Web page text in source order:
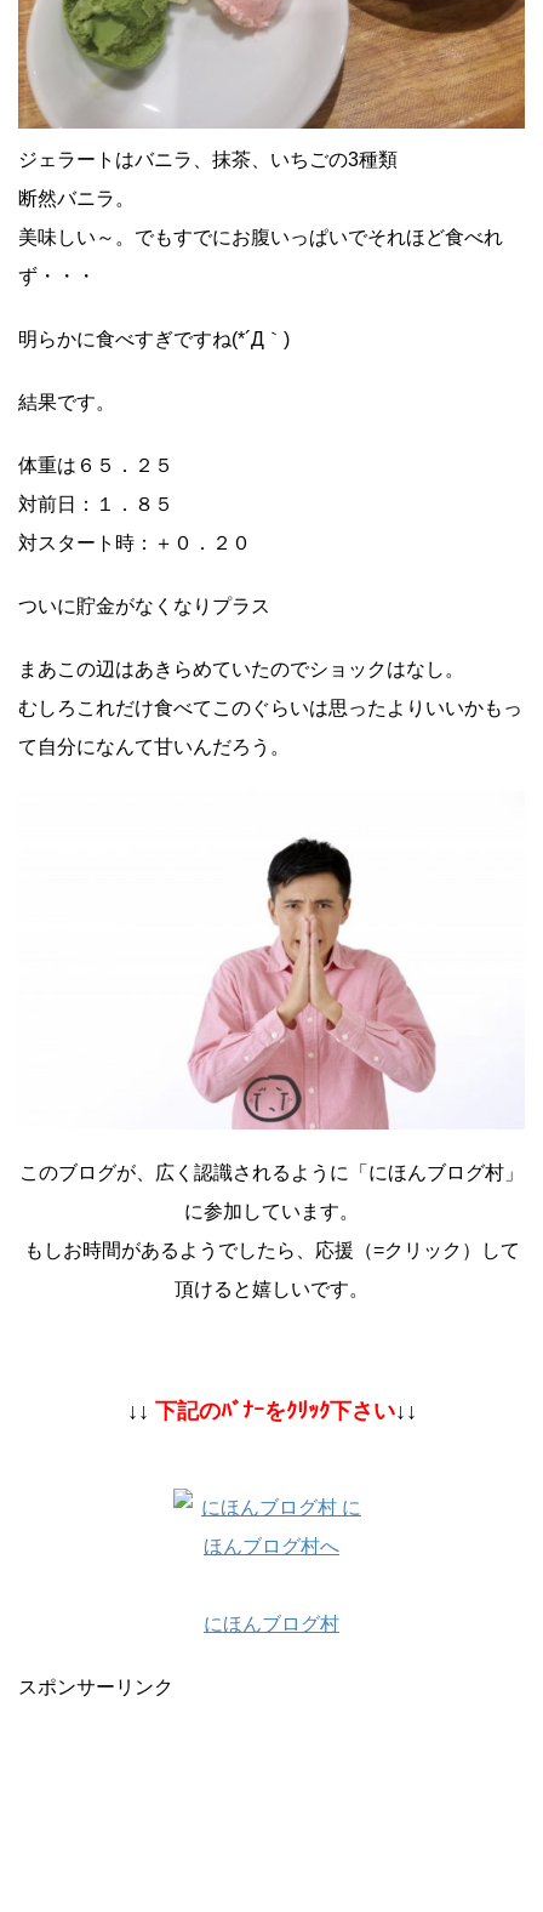
ジェラートはバニラ、抹茶、いちごの3種類
断然バニラ。
美味しい～。でもすでにお腹いっぱいでそれほど食べれ
ず・・・
明らかに食べすぎですね(*´Д｀)
結果です。
体重は６５．２５
対前日：１．８５
対スタート時：＋０．２０
ついに貯金がなくなりプラス
まあこの辺はあきらめていたのでショックはなし。
むしろこれだけ食べてこのぐらいは思ったよりいいかもっ
て自分になんて甘いんだろう。
このブログが、広く認識されるように「にほんブログ村」
に参加しています。
もしお時間があるようでしたら、応援（=クリック）して
頂けると嬉しいです。
↓↓ 下記のﾊﾞﾅｰをｸﾘｯｸ下さい↓↓
にほんブログ村
スポンサーリンク